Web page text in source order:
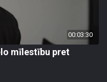
00:03:30
mīlestību pret